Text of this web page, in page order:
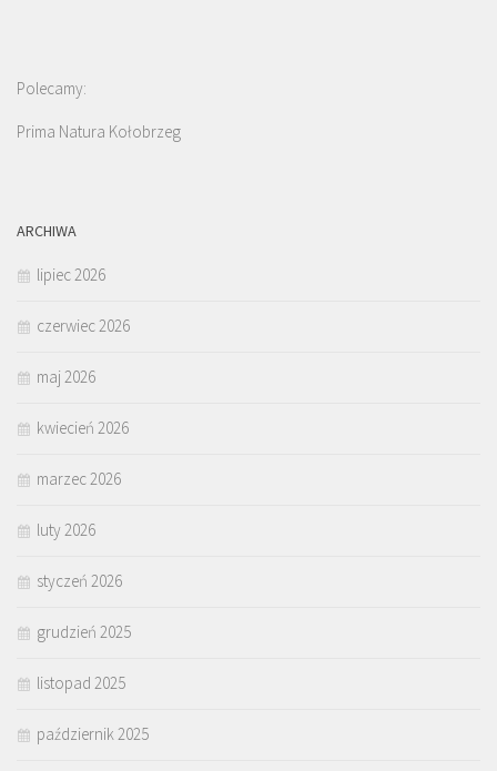
Polecamy:
Prima Natura Kołobrzeg
ARCHIWA
lipiec 2026
czerwiec 2026
maj 2026
kwiecień 2026
marzec 2026
luty 2026
styczeń 2026
grudzień 2025
listopad 2025
październik 2025